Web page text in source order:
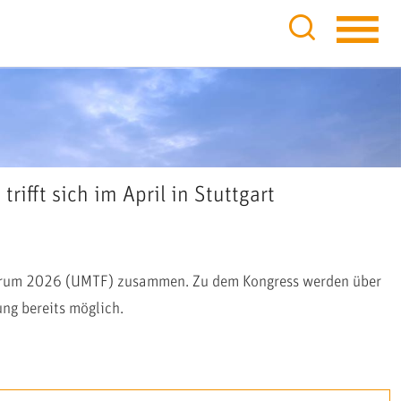
trifft sich im April in Stuttgart
2026 (UMTF) zusammen. Zu dem Kongress werden über
bereits möglich.